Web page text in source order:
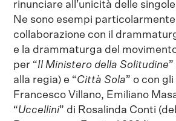
rinunciare all’unicità delle
Ne sono esempi
collaborazione con il
e la drammaturga del
per “Il Ministero della Solitudine
alla regia) e “Città Sola” o con
Francesco Villano, Emiliano
“Uccellini” di Rosalinda Conti